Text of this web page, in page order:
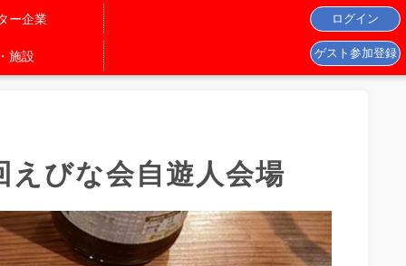
ー企業
施設
えびな会自遊人会場